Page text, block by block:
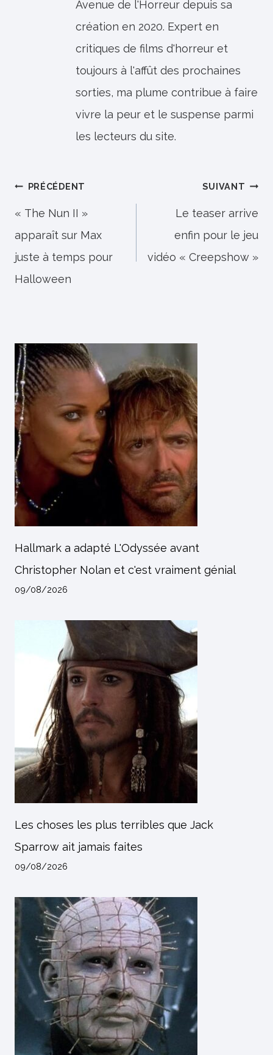
Avenue de l'Horreur depuis sa
création en 2020. Expert en
critiques de films d'horreur et
toujours à l'affût des prochaines
sorties, ma plume contribue à faire
vivre la peur et le suspense parmi
les lecteurs du site.
Navigation
de
l’article
PRÉCÉDENT
« The Nun II »
apparaît sur Max
juste à temps pour
Halloween
SUIVANT
Le teaser arrive
enfin pour le jeu
vidéo « Creepshow »
Hallmark a adapté L'Odyssée avant
Christopher Nolan et c'est vraiment génial
09/08/2026
Les choses les plus terribles que Jack
Sparrow ait jamais faites
09/08/2026